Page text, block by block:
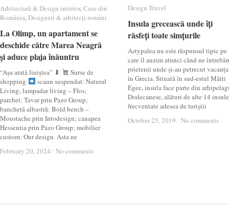
Arhitectură & Design interior,Case din
România,Designeri & arhitecți români
La Olimp, un apartament se
deschide către Marea Neagră
și aduce plaja înăuntru
“Așa arată liniștea” ⬇
Surse de
shopping
scaun suspendat: Natural
Living; lampadar living – Flos;
parchet: Tavar prin Pazo Group;
banchetă albastră: Bold bench –
Moustache prin Intodesign; canapea
Hessentia prin Pazo Group; mobilier
custom: Our design. Asta ne
February 20, 2024 / No comments
Arhitectură & Design interior Case din
România Designeri & arhitecți români
La Olimp, un apartament se
deschide către Marea Neagră
și aduce plaja înăuntru
February 20, 2024 / No comments
Design Travel
Insula grecească unde îți
răsfeți toate simțurile
Astypalea nu este răspunsul tipic pe
care îl auzim atunci când ne
prietenii unde și-au petrecut vacanța
în Grecia. Situată în sud-estul Mării
Egee, insula face parte din
Dodecanese, alături de alte 14 insule
frecventate adesea de turiștii
October 25, 2019 / No comments
Design Travel
Insula grecească unde îți
răsfeți toate simțurile
October 25, 2019 / No comments